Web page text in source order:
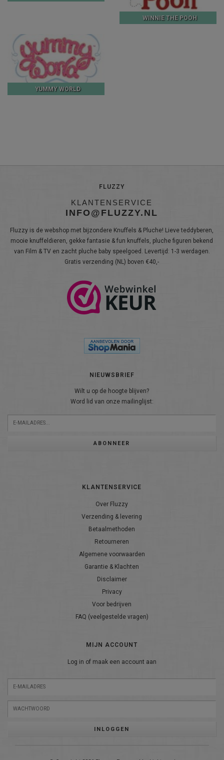
WINNIE THE POOH
YUMMY WORLD
FLUZZY
KLANTENSERVICE
INFO@FLUZZY.NL
Fluzzy is de webshop met bijzondere Knuffels & Pluche! Lieve teddyberen,
mooie knuffeldieren, gekke fantasie & fun knuffels, pluche figuren bekend
van Film & TV en zacht pluche baby speelgoed. Levertijd: 1-3 werdagen.
Gratis verzending (NL) boven €40,-
NIEUWSBRIEF
Wilt u op de hoogte blijven?
Word lid van onze mailinglijst:
ABONNEER
KLANTENSERVICE
Over Fluzzy
Verzending & levering
Betaalmethoden
Retourneren
Algemene voorwaarden
Garantie & Klachten
Disclaimer
Privacy
Voor bedrijven
FAQ (veelgestelde vragen)
MIJN ACCOUNT
Log in of maak een account aan
INLOGGEN